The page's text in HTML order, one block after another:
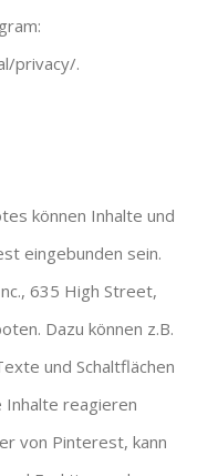
privacy/.
können Inhalte und
eingebunden sein.
635 High Street,
Dazu können z.B.
und Schaltflächen
Inhalte reagieren
von Pinterest, kann